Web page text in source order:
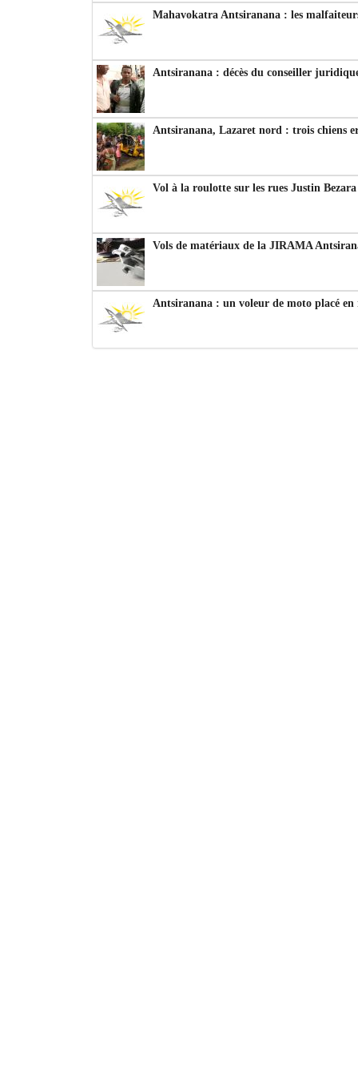
Mahavokatra Antsiranana : les
Antsiranana : décès du conseiller
Antsiranana, Lazaret nord : trois chiens
Vol à la roulotte sur les rues Justin
Vols de matériaux de la JIRAMA
Antsiranana : un voleur de moto placé en